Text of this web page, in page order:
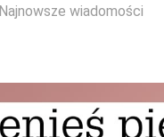
Najnowsze wiadomości